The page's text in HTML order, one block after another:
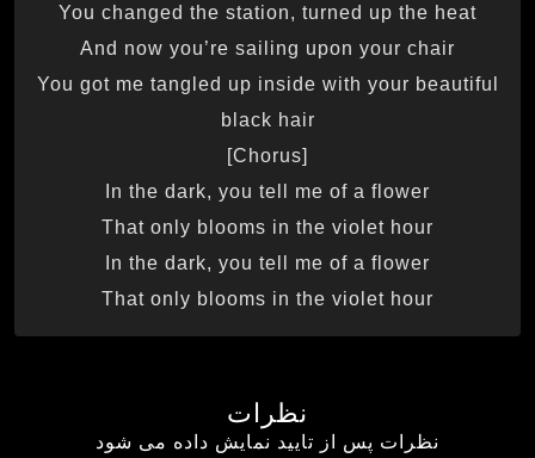
You changed the station, turned up the heat
And now you’re sailing upon your chair
You got me tangled up inside with your beautiful
black hair
[Chorus]
In the dark, you tell me of a flower
That only blooms in the violet hour
In the dark, you tell me of a flower
That only blooms in the violet hour
نظرات
نظرات پس از تایید نمایش داده می شود